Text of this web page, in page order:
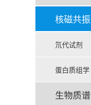
核磁共振
氘代试剂
蛋白质组学
生物质谱